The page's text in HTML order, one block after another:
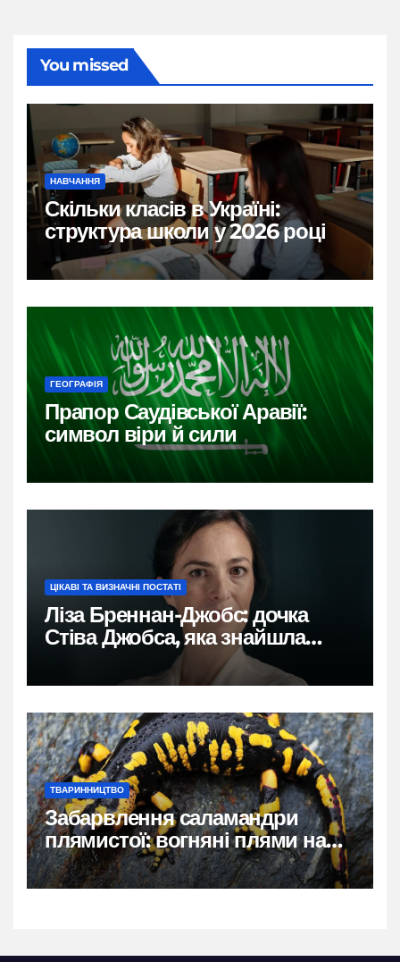
You missed
НАВЧАННЯ
Скільки класів в Україні:
структура школи у 2026 році
ГЕОГРАФІЯ
Прапор Саудівської Аравії:
символ віри й сили
ЦІКАВІ ТА ВИЗНАЧНІ ПОСТАТІ
Ліза Бреннан-Джобс: дочка
Стіва Джобса, яка знайшла
власний голос
ТВАРИННИЦТВО
Забарвлення саламандри
плямистої: вогняні плями на
чорному тлі